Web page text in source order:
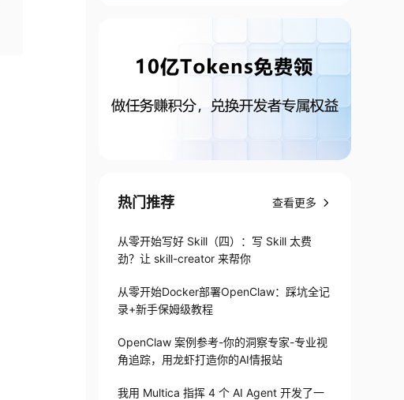
热门推荐 查看更多
从零开始写好 Skill（四）：写 Skill 太费
劲？让 skill-creator 来帮你
从零开始Docker部署OpenClaw：踩坑全记
录+新手保姆级教程
OpenClaw 案例参考-你的洞察专家-专业视
角追踪，用龙虾打造你的AI情报站
我用 Multica 指挥 4 个 AI Agent 开发了一